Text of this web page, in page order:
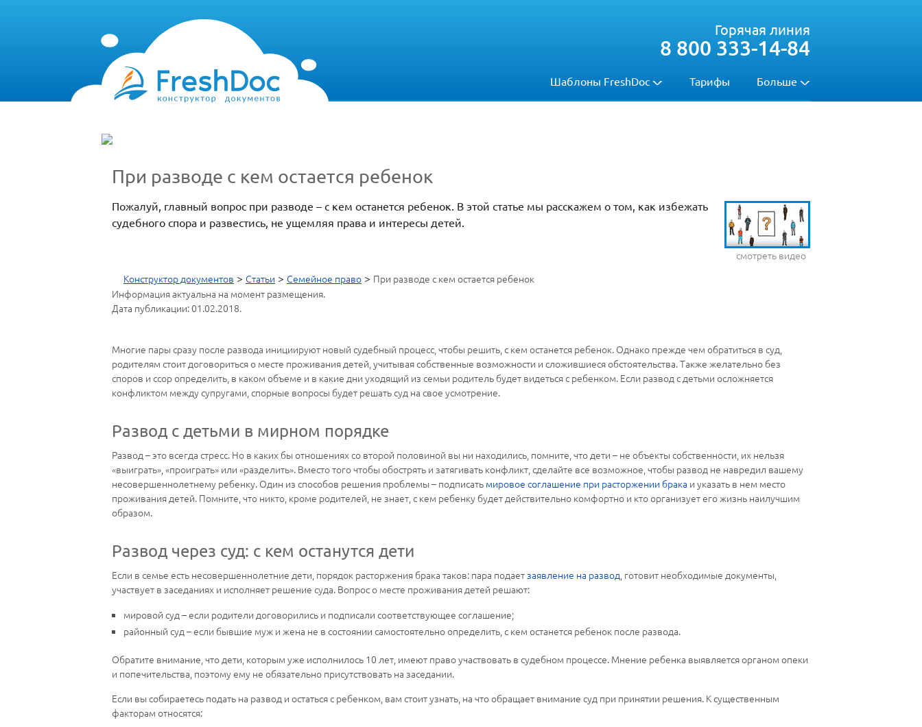
Шаблоны FreshDoc Тарифы Больше
Горячая линия
8 800 333-14-84
При разводе с кем остается ребенок
смотреть видео
Пожалуй, главный вопрос при разводе – с кем останется ребенок. В этой статье мы расскажем о том, как избежать
судебного спора и развестись, не ущемляя права и интересы детей.
Конструктор документов > Статьи > Семейное право > При разводе с кем остается ребенок
Информация актуальна на момент размещения.
Дата публикации: 01.02.2018.
Многие пары сразу после развода инициируют новый судебный процесс, чтобы решить, с кем останется ребенок. Однако прежде чем обратиться в суд,
родителям стоит договориться о месте проживания детей, учитывая собственные возможности и сложившиеся обстоятельства. Также желательно без
споров и ссор определить, в каком объеме и в какие дни уходящий из семьи родитель будет видеться с ребенком. Если развод с детьми осложняется
конфликтом между супругами, спорные вопросы будет решать суд на свое усмотрение.
Развод с детьми в мирном порядке
Развод – это всегда стресс. Но в каких бы отношениях со второй половиной вы ни находились, помните, что дети – не объекты собственности, их нельзя
«выиграть», «проиграть» или «разделить». Вместо того чтобы обострять и затягивать конфликт, сделайте все возможное, чтобы развод не навредил вашему
несовершеннолетнему ребенку. Один из способов решения проблемы – подписать мировое соглашение при расторжении брака и указать в нем место
проживания детей. Помните, что никто, кроме родителей, не знает, с кем ребенку будет действительно комфортно и кто организует его жизнь наилучшим
образом.
Развод через суд: с кем останутся дети
Если в семье есть несовершеннолетние дети, порядок расторжения брака таков: пара подаетзаявление на развод, готовит необходимые документы,
участвует в заседаниях и исполняет решение суда. Вопрос о месте проживания детей решают:
мировой суд – если родители договорились и подписали соответствующее соглашение;
районный суд – если бывшие муж и жена не в состоянии самостоятельно определить, с кем останется ребенок после развода.
Обратите внимание, что дети, которым уже исполнилось 10 лет, имеют право участвовать в судебном процессе. Мнение ребенка выявляется органом опеки
и попечительства, поэтому ему не обязательно присутствовать на заседании.
Если вы собираетесь подать на развод и остаться с ребенком, вам стоит узнать, на что обращает внимание суд при принятии решения. К существенным
факторам относятся: